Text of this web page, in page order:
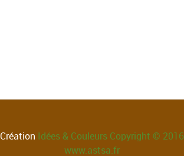
Création Idées & CouleursCopyright © 2016
www.astsa.fr